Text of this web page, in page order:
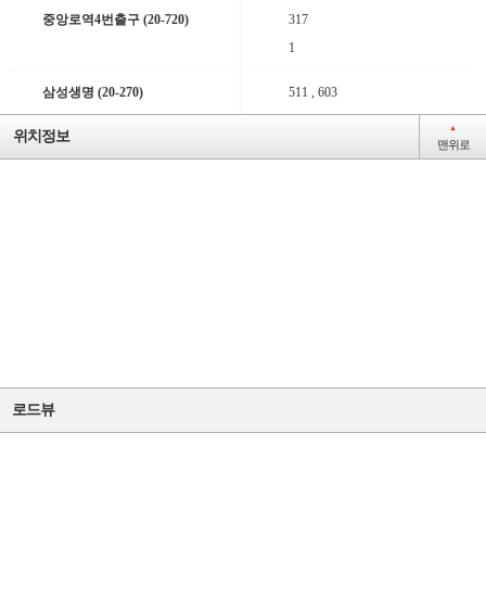
1
지선
중앙로역4번출구 (20-720) 317
1
삼성생명 (20-270) 511 , 603
위치정보 ▲
맨위로
로드뷰